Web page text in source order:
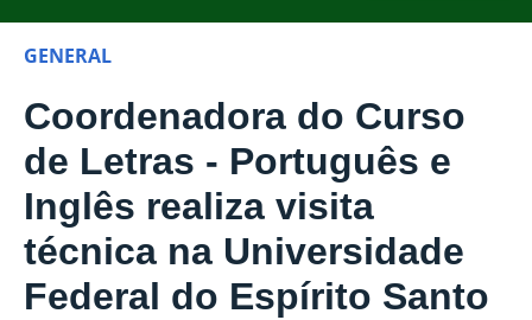
GENERAL
Coordenadora do Curso
de Letras - Português e
Inglês realiza visita
técnica na Universidade
Federal do Espírito Santo